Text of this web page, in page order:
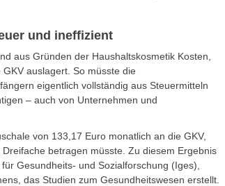
und ineffizient
aus Gründen der Haushaltskosmetik Kosten,
auslagert. So müsste die
eigentlich vollständig aus Steuermitteln
– auch von Unternehmen und
von 133,17 Euro monatlich an die GKV,
betragen müsste. Zu diesem Ergebnis
Gesundheits- und Sozialforschung (Iges),
das Studien zum Gesundheitswesen erstellt.